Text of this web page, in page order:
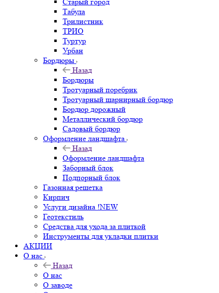
Табула
Трилистник
ТРИО
Туртур
Урбан
Бордюры
Назад
Бордюры
Тротуарный поребрик
Тротуарный шарнирный бордюр
Бордюр дорожный
Металлический бордюр
Садовый бордюр
Оформление ландшафта
Назад
Оформление ландшафта
Заборный блок
Подпорный блок
Газонная решетка
Кирпич
Услуги дизайна !NEW
Геотекстиль
Средства для ухода за плиткой
Инструменты для укладки плитки
АКЦИИ
О нас
Назад
О нас
О заводе